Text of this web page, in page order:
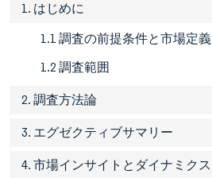
1. はじめに
1.1 調査の前提条件と市場定義
1.2 調査範囲
2. 調査方法論
3. エグゼクティブサマリー
4. 市場インサイトとダイナミクス